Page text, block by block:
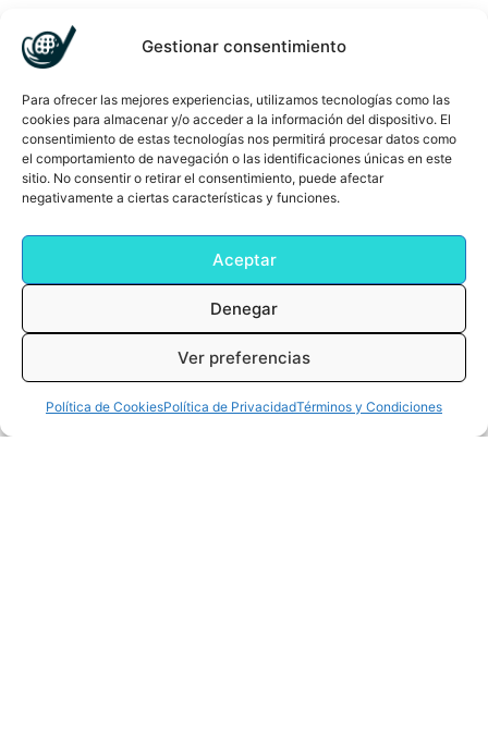
Gestionar consentimiento
Para ofrecer las mejores experiencias, utilizamos tecnologías como las
cookies para almacenar y/o acceder a la información del dispositivo. El
consentimiento de estas tecnologías nos permitirá procesar datos como
el comportamiento de navegación o las identificaciones únicas en este
sitio. No consentir o retirar el consentimiento, puede afectar
negativamente a ciertas características y funciones.
Aceptar
Denegar
Ver preferencias
Política de CookiesPolítica de PrivacidadTérminos y Condiciones
0,00€Cart